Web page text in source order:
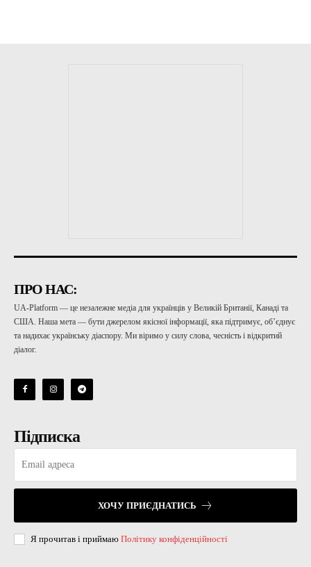
ПРО НАС:
UA-Platform — це незалежне медіа для українців у Великій Британії, Канаді та
США. Наша мета — бути джерелом якісної інформації, яка підтримує, об’єднує
та надихає українську діаспору. Ми віримо у силу слова, чесність і відкритий
діалог.
Підписка
ХОЧУ ПРИЄДНАТИСЬ
Я прочитав і приймаю Політику конфіденційності